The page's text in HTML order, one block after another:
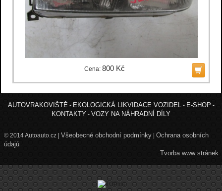
Cena: 800 Kč
AUTOVRAKOVIŠTĚ - EKOLOGICKÁ LIKVIDACE VOZIDEL - E-SHOP -
KONTAKTY - VOZY NA NÁHRADNÍ DÍLY
© 2014 Autoauto.cz | Všeobecné obchodní podmínky| Ochrana osobních
údajů
Tvorba www stránek